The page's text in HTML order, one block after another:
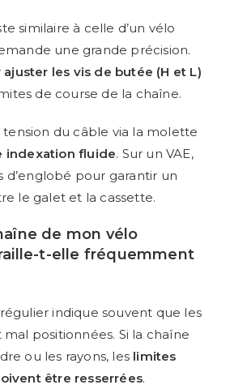
similaire à celle d’un vélo
une grande précision.
ajuster les vis de butée (H et L)
de course de la chaîne.
tension du câble via la molette
indexation fluide. Sur un VAE,
d’englobé pour garantir un
le galet et la cassette.
de mon vélo
t-elle fréquemment
indique souvent que les
positionnées. Si la chaîne
ou les rayons, les limites
être resserrées.